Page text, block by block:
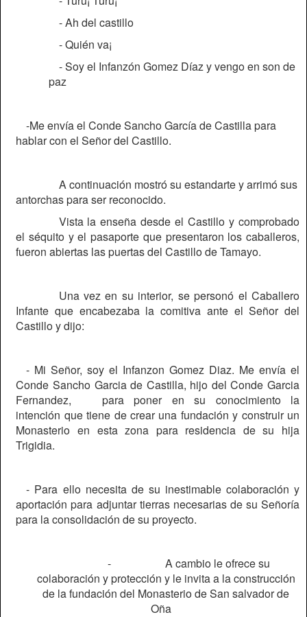
- Ah del castillo
- Quién va¡
- Soy el Infanzón Gomez Díaz y vengo en son de
paz
-Me envía el Conde Sancho García de Castilla para
hablar con el Señor del Castillo.
A continuación mostró su estandarte y arrimó sus
antorchas para ser reconocido.
Vista la enseña desde el Castillo y comprobado
el séquito y el pasaporte que presentaron los caballeros,
fueron abiertas las puertas del Castillo de Tamayo.
Una vez en su interior, se personó el Caballero
Infante que encabezaba la comitiva ante el Señor del
Castillo y dijo:
- Mi Señor, soy el Infanzon Gomez Diaz. Me envía el
Conde Sancho Garcia de Castilla, hijo del Conde Garcia
Fernandez,
para poner en su conocimiento la
intención que tiene de crear una fundación y construir un
Monasterio en esta zona para residencia de su hija
Trigidia.
- Para ello necesita de su inestimable colaboración y
aportación para adjuntar tierras necesarias de su Señoría
para la consolidación de su proyecto.
-
A cambio le ofrece su
colaboración y protección y le invita a la construcción
de la fundación del Monasterio de San salvador de
Oña